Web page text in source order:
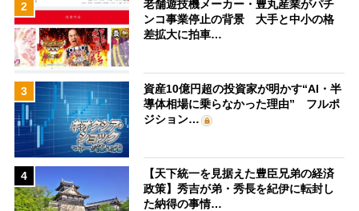
2
老舗遊技機メーカー・豊丸産業がパチ
ンコ事業停止の背景 大手と中小の格
差拡大に拍車…
3
資産10億円超の投資家が明かす“AI・半
導体相場に乗らなかった理由” フルポ
ジション…
4
【天下統一を見据えた豊臣兄弟の経済
政策】秀吉が弟・秀長を紀伊に転封し
た納得の事情…